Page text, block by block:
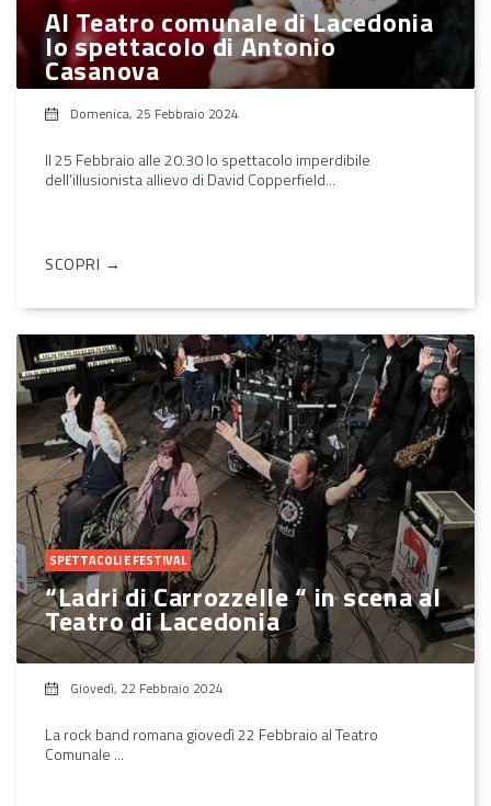
Al Teatro comunale di Lacedonia
lo spettacolo di Antonio
Casanova
Domenica, 25 Febbraio 2024
Il 25 Febbraio alle 20.30 lo spettacolo imperdibile
dell'illusionista allievo di David Copperfield...
SCOPRI →
SPETTACOLI E FESTIVAL
“Ladri di Carrozzelle “ in scena al
Teatro di Lacedonia
Giovedì, 22 Febbraio 2024
La rock band romana giovedì 22 Febbraio al Teatro
Comunale ...